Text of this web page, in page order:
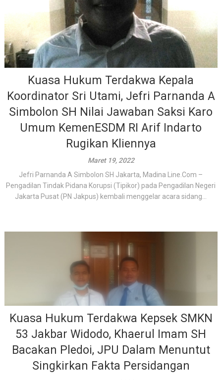
Kuasa Hukum Terdakwa Kepala
Koordinator Sri Utami, Jefri Parnanda A
Simbolon SH Nilai Jawaban Saksi Karo
Umum KemenESDM RI Arif Indarto
Rugikan Kliennya
Maret 19, 2022
Jefri Parnanda A Simbolon SH Jakarta, Madina Line.Com –
Pengadilan Tindak Pidana Korupsi (Tipikor) pada Pengadilan Negeri
Jakarta Pusat (PN Jakpus) kembali menggelar acara sidang...
Kuasa Hukum Terdakwa Kepsek SMKN
53 Jakbar Widodo, Khaerul Imam SH
Bacakan Pledoi, JPU Dalam Menuntut
Singkirkan Fakta Persidangan